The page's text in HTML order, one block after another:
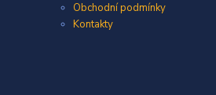
Obchodní podmínky
Kontakty